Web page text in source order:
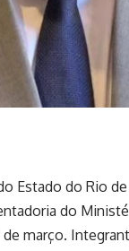
Estado do Rio
do
de março.